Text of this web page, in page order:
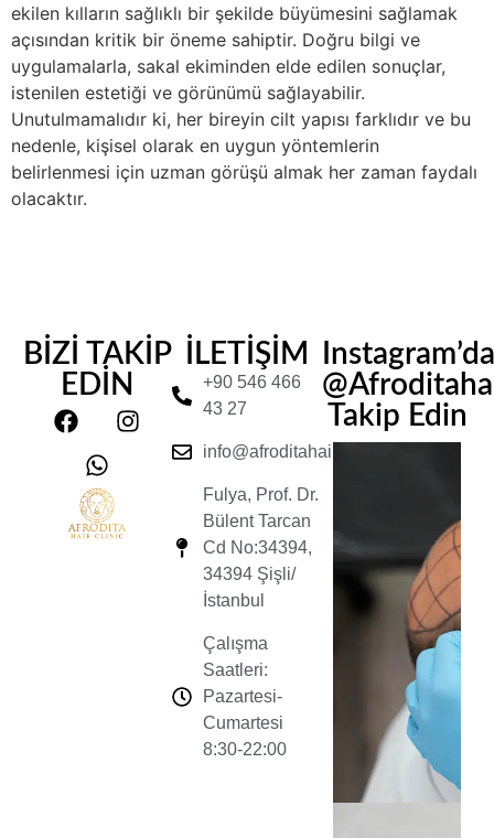
ekilen kılların sağlıklı bir şekilde büyümesini sağlamak
açısından kritik bir öneme sahiptir. Doğru bilgi ve
uygulamalarla, sakal ekiminden elde edilen sonuçlar,
istenilen estetiği ve görünümü sağlayabilir.
Unutulmamalıdır ki, her bireyin cilt yapısı farklıdır ve bu
nedenle, kişisel olarak en uygun yöntemlerin
belirlenmesi için uzman görüşü almak her zaman faydalı
olacaktır.
BİZİ TAKİP
EDİN
İLETİŞİM
+90 546 466
43 27
info@afroditahairclinic.com
Fulya, Prof. Dr.
Bülent Tarcan
Cd No:34394,
34394 Şişli/
İstanbul
Çalışma
Saatleri:
Pazartesi-
Cumartesi
8:30-22:00
Instagram’da
Takip Edin